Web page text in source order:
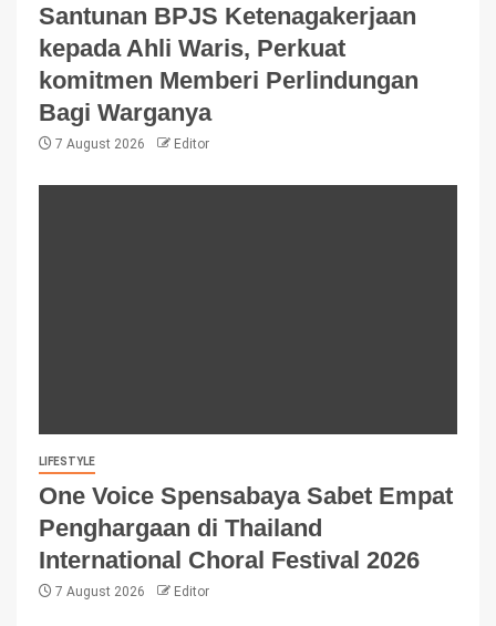
Santunan BPJS Ketenagakerjaan
kepada Ahli Waris, Perkuat
komitmen Memberi Perlindungan
Bagi Warganya
7 August 2026 Editor
LIFESTYLE
One Voice Spensabaya Sabet Empat
Penghargaan di Thailand
International Choral Festival 2026
7 August 2026 Editor